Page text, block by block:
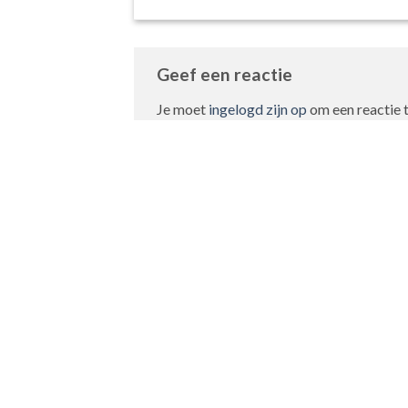
Geef een reactie
Je moet ingelogd zijn op om een reactie